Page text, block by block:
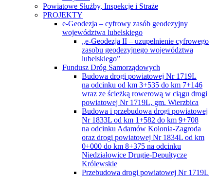
Powiatowe Służby, Inspekcje i Straże
PROJEKTY
e-Geodezja – cyfrowy zasób geodezyjny
województwa lubelskiego
„e-Geodezja II – uzupełnienie cyfrowego
zasobu geodezyjnego województwa
lubelskiego”
Fundusz Dróg Samorządowych
Budowa drogi powiatowej Nr 1719L
na odcinku od km 3+535 do km 7+146
wraz ze ścieżką rowerową w ciągu drogi
powiatowej Nr 1719L, gm. Wierzbica
Budowa i przebudowa drogi powiatowej
Nr 1833L od km 1+582 do km 9+708
na odcinku Adamów Kolonia-Zagroda
oraz drogi powiatowej Nr 1834L od km
0+000 do km 8+375 na odcinku
Niedziałowice Drugie-Depułtycze
Królewskie
Przebudowa drogi powiatowej Nr 1719L